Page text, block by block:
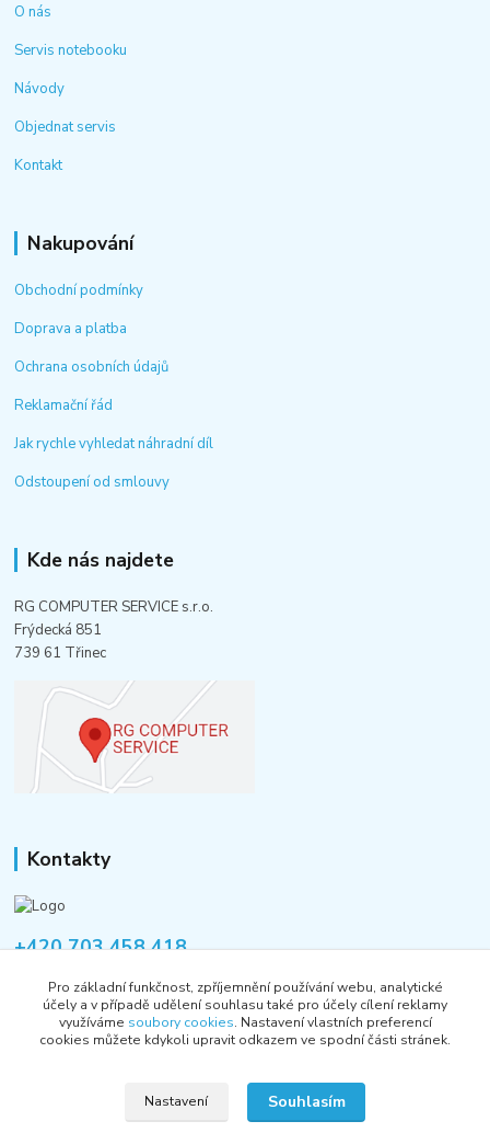
O nás
Servis notebooku
Návody
Objednat servis
Kontakt
Nakupování
Obchodní podmínky
Doprava a platba
Ochrana osobních údajů
Reklamační řád
Jak rychle vyhledat náhradní díl
Odstoupení od smlouvy
Kde nás najdete
RG COMPUTER SERVICE s.r.o.
Frýdecká 851
739 61 Třinec
Kontakty
+420 703 458 418
informace@rgshop.cz
Pro základní funkčnost, zpříjemnění používání webu, analytické
účely a v případě udělení souhlasu také pro účely cílení reklamy
využíváme soubory cookies. Nastavení vlastních preferencí
cookies můžete kdykoli upravit odkazem ve spodní části stránek.
Nastavení Souhlasím